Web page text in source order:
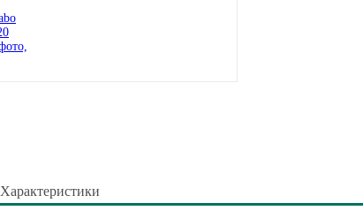
Характеристики